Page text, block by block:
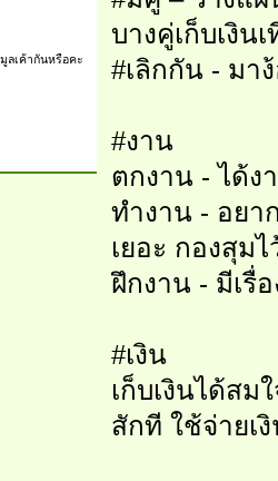
เค้ากันหรือคะ
บางคู่เก็บเงินเ
#เลิกกัน - มา
#งาน
ตกงาน - ได้ง
ทำงาน - อยา
เยอะ กองสุม
ฝึกงาน - มีเรื่
#เงิน
เก็บเงินได้ส
สักที ใช้จ่ายเ